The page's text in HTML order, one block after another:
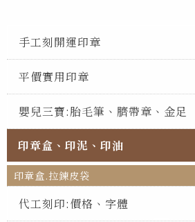
手工刻開運印章
平價實用印章
嬰兒三寶:胎毛筆、臍帶章、金足
印章盒、印泥、印油
印章盒.拉鍊皮袋
代工刻印:價格、字體